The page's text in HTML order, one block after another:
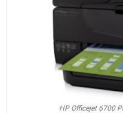
HP Officejet 6700